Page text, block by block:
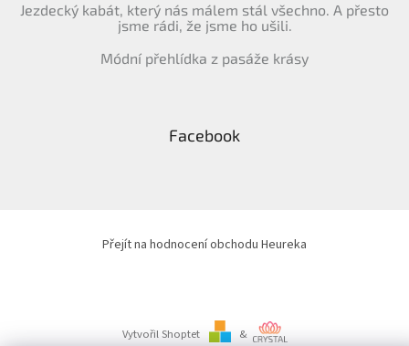
Jezdecký kabát, který nás málem stál všechno. A přesto
jsme rádi, že jsme ho ušili.
Módní přehlídka z pasáže krásy
Facebook
Přejít na hodnocení obchodu Heureka
Vytvořil Shoptet &